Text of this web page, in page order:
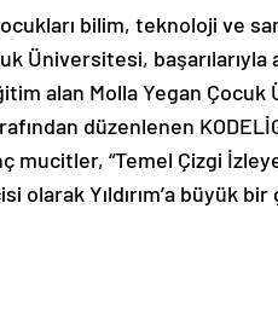
bilim, teknoloji ve
Üniversitesi,
alan Molla Yegan Çocuk
düzenlenen
mucitler, “Temel Çizgi
olarak Yıldırım’a büyük